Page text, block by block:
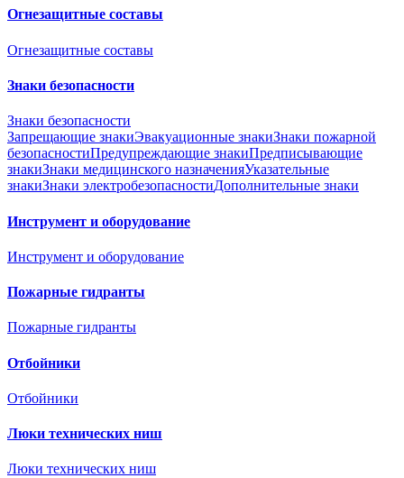
Огнезащитные составы
Огнезащитные составы
Знаки безопасности
Знаки безопасности
Запрещающие знакиЭвакуационные знакиЗнаки пожарной
безопасностиПредупреждающие знакиПредписывающие
знакиЗнаки медицинского назначенияУказательные
знакиЗнаки электробезопасностиДополнительные знаки
Инструмент и оборудование
Инструмент и оборудование
Пожарные гидранты
Пожарные гидранты
Отбойники
Отбойники
Люки технических ниш
Люки технических ниш